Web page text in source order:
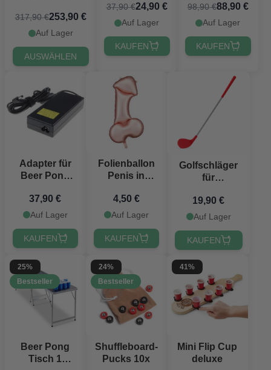
317,90 €253,90 €
Auf Lager
AUSWÄHLEN
Mundstücken
37,90 €24,90 €
Auf Lager
KAUFEN
PartyVikings
® 3x
98,90 €88,90 €
Auf Lager
KAUFEN
Adapter für
Beer Pong
37,90 €
Auf Lager
KAUFEN
Folienballon
Penis in
55,5x112 cm
4,50 €
Auf Lager
KAUFEN
Golfschläger
für
19,90 €
Auf Lager
KAUFEN
25%
Bestseller
Beer Pong
Tisch 1
24%
Bestseller
Shuffleboard-
Pucks 10x
41%
Mini Flip Cup
deluxe